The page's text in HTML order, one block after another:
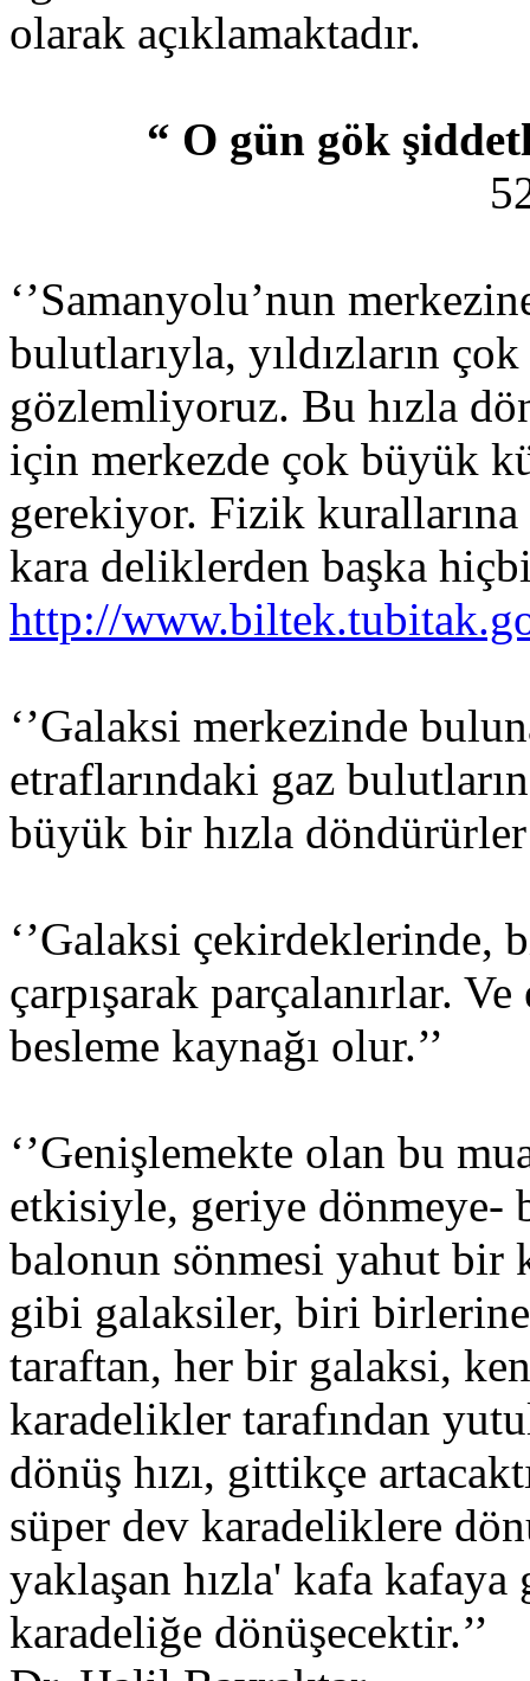
olarak açıklamaktadır.
“ O gün gök
‘’Samanyolu’nun
bulutlarıyla, yıldızların
gözlemliyoruz. Bu hızla
için merkezde çok büyük
gerekiyor. Fizik
kara deliklerden başka
http://
‘’Galaksi merkezinde
etraflarındaki gaz
büyük bir hızla
‘’Galaksi çekirdeklerinde,
çarpışarak parçalanırlar.
besleme kaynağı olur.’’
‘’Genişlemekte olan bu
etkisiyle, geriye dönmeye-
balonun sönmesi yahut bir
gibi galaksiler, biri
taraftan, her bir galaksi,
karadelikler tarafından
dönüş hızı, gittikçe
süper dev karadeliklere
yaklaşan hızla' kafa
karadeliğe dönüşecektir.’’